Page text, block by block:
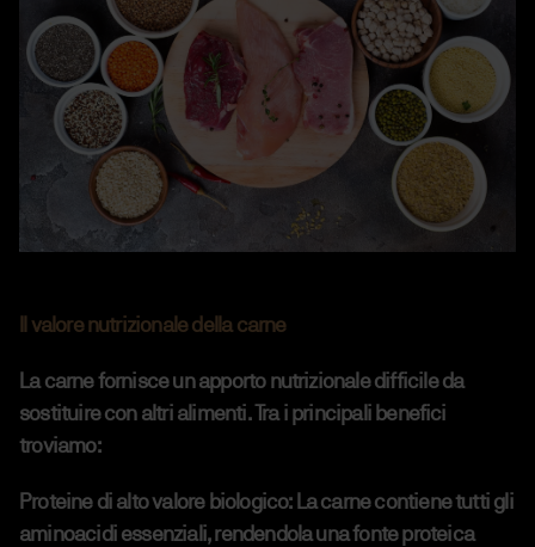
Il valore nutrizionale della carne
La carne fornisce un apporto nutrizionale difficile da
sostituire con altri alimenti. Tra i principali benefici
troviamo:
Proteine di alto valore biologico:La carne contiene tutti gli
aminoacidi essenziali, rendendola una fonte proteica